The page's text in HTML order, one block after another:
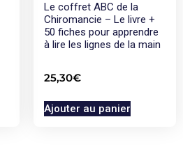
Le coffret ABC de la
Chiromancie – Le livre +
50 fiches pour apprendre
à lire les lignes de la main
25,30€
Ajouter au panier